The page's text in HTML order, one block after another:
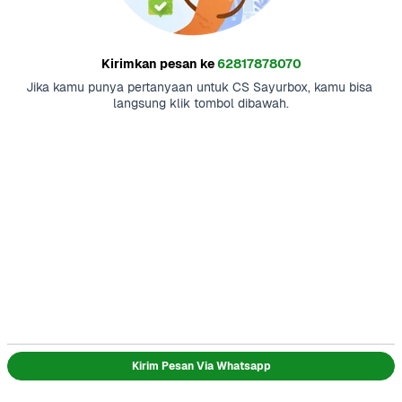
Kirimkan pesan ke62817878070
Jika kamu punya pertanyaan untuk CS Sayurbox, kamu bisa
langsung klik tombol dibawah.
Kirim Pesan Via Whatsapp